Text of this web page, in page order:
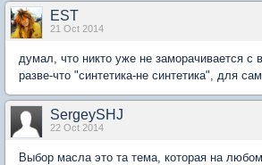
EST
21 Oct 2014
думал, что никто уже не заморачивается с
разве-что "синтетика-не синтетика", для
SergeySHJ
22 Oct 2014
Выбор масла это та тема, которая на